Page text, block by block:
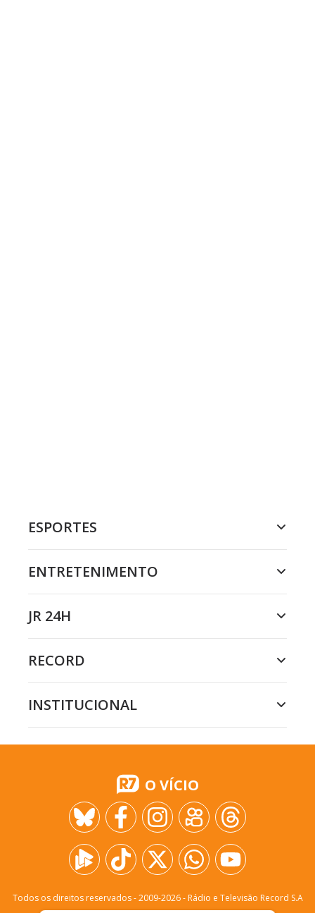
ESPORTES
ENTRETENIMENTO
JR 24H
RECORD
INSTITUCIONAL
O VÍCIO
Todos os direitos reservados - 2009-2026- Rádio e Televisão Record S.A